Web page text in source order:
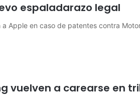
espaladarazo legal
Apple en caso de patentes contra
vuelven a carearse en